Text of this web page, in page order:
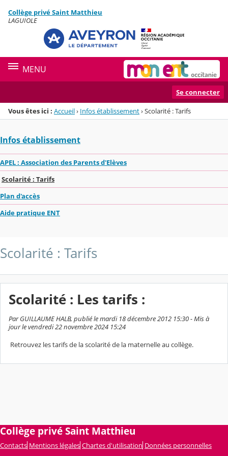
Menu de la rubrique
Contenu
Collège privé Saint Matthieu
LAGUIOLE
MENU
Se connecter
Vous êtes ici : Accueil› Infos établissement›Scolarité : Tarifs
Infos établissement
APEL : Association des Parents d'Elèves
Scolarité : Tarifs
Plan d'accès
Aide pratique ENT
Scolarité : Tarifs
Scolarité : Les tarifs :
Par GUILLAUME HALB, publié le mardi 18 décembre 2012 15:30 - Mis à
jour le vendredi 22 novembre 2024 15:24
Retrouvez les tarifs de la scolarité de la maternelle au collège.
Collège privé Saint Matthieu
Contacts Mentions légales Chartes d'utilisation Données personnelles